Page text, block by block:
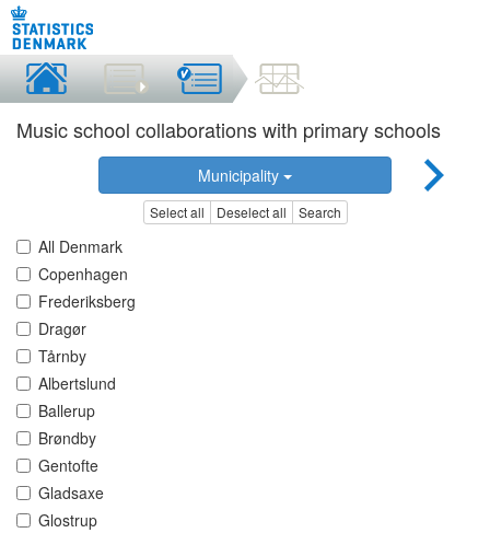
Music school collaborations with primary schools
Municipality
Select all Deselect all Search
All Denmark
Copenhagen
Frederiksberg
Dragør
Tårnby
Albertslund
Ballerup
Brøndby
Gentofte
Gladsaxe
Glostrup